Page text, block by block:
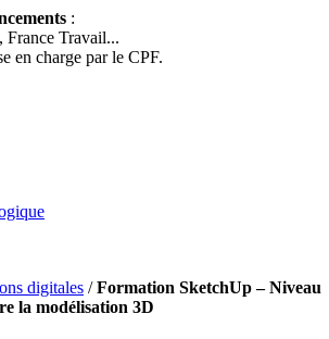
:
France Travail...
en charge par le CPF.
digitales /Formation SketchUp – Niveau
la modélisation 3D